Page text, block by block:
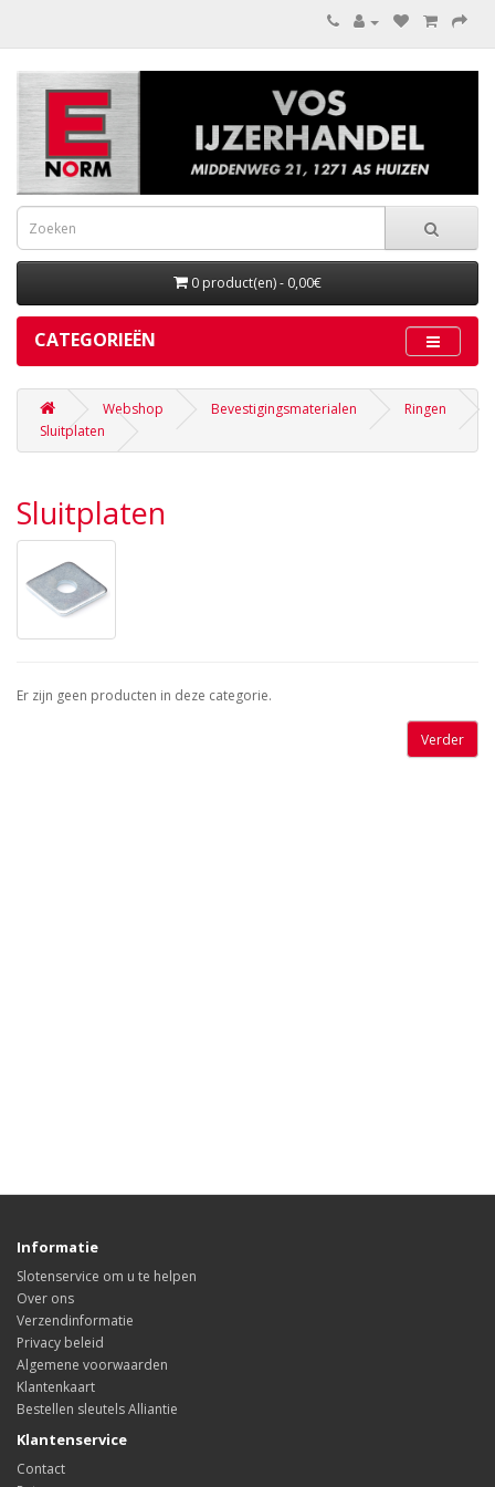
0 product(en) - 0,00€
CATEGORIEËN
Webshop Bevestigingsmaterialen
Ringen
Sluitplaten
Sluitplaten
Er zijn geen producten in deze categorie.
Verder
Informatie
Slotenservice om u te helpen
Over ons
Verzendinformatie
Privacy beleid
Algemene voorwaarden
Klantenkaart
Bestellen sleutels Alliantie
Klantenservice
Contact